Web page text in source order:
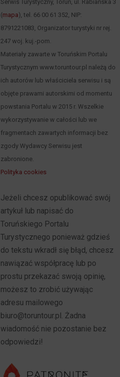
Serwis Turystyczny, Toruń, ul. Rabiańska 3
(mapa), tel. 66 00 61 352, NIP:
8791221083, Organizator turystyki nr rej.
247 woj. kuj.-pom.
Materiały zawarte w Toruńskim Portalu
Turystycznym www.toruntour.pl należą do
ich autorów lub właściciela serwisu i są
objęte prawami autorskimi od momentu
powstania Portalu w 2015 r. Wszelkie
wykorzystywanie w całości lub we
fragmentach zawartych informacji bez
zgody Wydawcy Serwisu jest
zabronione.
Polityka cookies
Jeżeli chcesz opublikować swój
artykuł lub napisać do
Toruńskiego Portalu
Turystycznego ponieważ gdzieś
do tekstu wkradł się błąd, chcesz
nawiązać współpracę lub po
prostu przekazać swoją opinię,
możesz to zrobić używając
adresu mailowego
biuro@toruntour.pl. Żadna
wiadomość nie pozostanie bez
odpowiedzi!